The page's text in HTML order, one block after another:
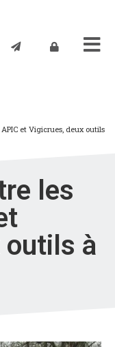
et Vigicrues, deux outils
les
outils à